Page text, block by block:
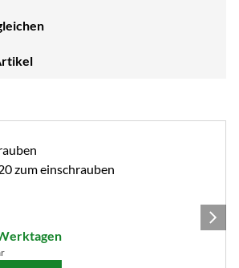
zum einschrauben